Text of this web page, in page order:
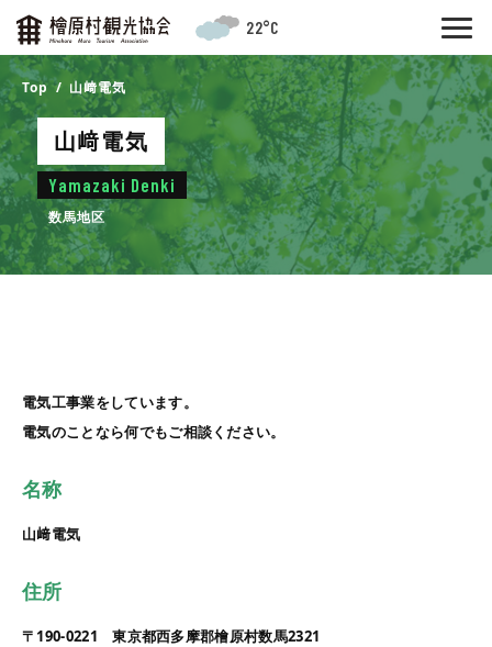
22°C
Top 山﨑電気
山﨑電気
Yamazaki Denki
数馬地区
電気工事業をしています。
電気のことなら何でもご相談ください。
名称
山﨑電気
住所
〒190-0221 東京都西多摩郡檜原村数馬2321